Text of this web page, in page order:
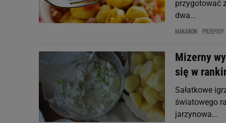
przygotować
dwa...
MAKARON PRZEPISY
Mizerny
się w
Sałatkowe
światowego
jarzynowa...